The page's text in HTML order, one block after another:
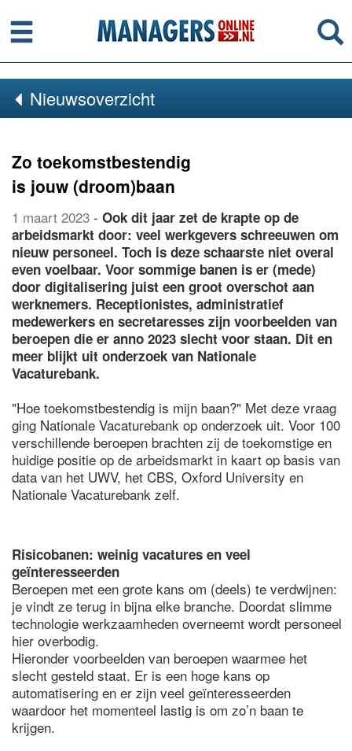
Menu
Nieuwsoverzicht
Zo toekomstbestendig
is jouw (droom)baan
1 maart 2023 - Ook dit jaar zet de krapte op de
arbeidsmarkt door: veel werkgevers schreeuwen om
nieuw personeel. Toch is deze schaarste niet overal
even voelbaar. Voor sommige banen is er (mede)
door digitalisering juist een groot overschot aan
werknemers. Receptionistes, administratief
medewerkers en secretaresses zijn voorbeelden van
beroepen die er anno 2023 slecht voor staan. Dit en
meer blijkt uit onderzoek van Nationale
Vacaturebank.
"Hoe toekomstbestendig is mijn baan?" Met deze vraag
ging Nationale Vacaturebank op onderzoek uit. Voor 100
verschillende beroepen brachten zij de toekomstige en
huidige positie op de arbeidsmarkt in kaart op basis van
data van het UWV, het CBS, Oxford University en
Nationale Vacaturebank zelf.
Risicobanen: weinig vacatures en veel
geïnteresseerden
Beroepen met een grote kans om (deels) te verdwijnen:
je vindt ze terug in bijna elke branche. Doordat slimme
technologie werkzaamheden overneemt wordt personeel
hier overbodig.
Hieronder voorbeelden van beroepen waarmee het
slecht gesteld staat. Er is een hoge kans op
automatisering en er zijn veel geïnteresseerden
waardoor het momenteel lastig is om zo’n baan te
krijgen.